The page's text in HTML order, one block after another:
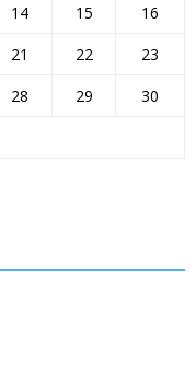
14 15
16
21 22
23
28 29
30